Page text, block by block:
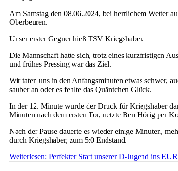
Am Samstag den 08.06.2024, bei herrlichem Wetter
Oberbeuren.
Unser erster Gegner hieß TSV Kriegshaber.
Die Mannschaft hatte sich, trotz eines kurzfristigen
und frühes Pressing war das Ziel.
Wir taten uns in den Anfangsminuten etwas schwer,
sauber an oder es fehlte das Quäntchen Glück.
In der 12. Minute wurde der Druck für Kriegshaber
Minuten nach dem ersten Tor, netzte Ben Hörig per
Nach der Pause dauerte es wieder einige Minuten,
durch Kriegshaber, zum 5:0 Endstand.
Weiterlesen: Perfekter Start unserer D-Jugend ins